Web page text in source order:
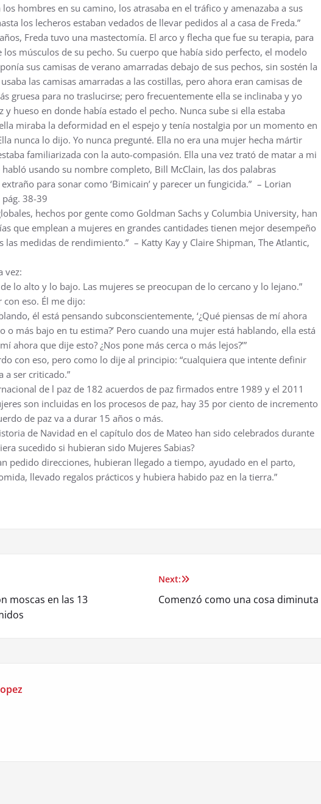
los hombres en su camino, los atrasaba en el tráfico y amenazaba a sus
los lecheros estaban vedados de llevar pedidos al a casa de Freda.”
Freda tuvo una mastectomía. El arco y flecha que fue su terapia, para
músculos de su pecho. Su cuerpo que había sido perfecto, el modelo
sus camisas de verano amarradas debajo de sus pechos, sin sostén la
las camisas amarradas a las costillas, pero ahora eran camisas de
gruesa para no traslucirse; pero frecuentemente ella se inclinaba y yo
y hueso en donde había estado el pecho. Nunca sube si ella estaba
miraba la deformidad en el espejo y tenía nostalgia por un momento en
nunca lo dijo. Yo nunca pregunté. Ella no era una mujer hecha mártir
familiarizada con la auto-compasión. Ella una vez trató de matar a mi
usando su nombre completo, Bill McClain, las dos palabras
para sonar como ‘Bimicain’ y parecer un fungicida.” – Lorian
38-39
hechos por gente como Goldman Sachs y Columbia University, han
que emplean a mujeres en grandes cantidades tienen mejor desempeño
las medidas de rendimiento.” – Katty Kay y Claire Shipman, The Atlantic,
vez:
lo alto y lo bajo. Las mujeres se preocupan de lo cercano y lo lejano.”
eso. Él me dijo:
él está pensando subconscientemente, ‘¿Qué piensas de mí ahora
o más bajo en tu estima?’ Pero cuando una mujer está hablando, ella está
ahora que dije esto? ¿Nos pone más cerca o más lejos?’”
con eso, pero como lo dije al principio: “cualquiera que intente definir
a ser criticado.”
de l paz de 182 acuerdos de paz firmados entre 1989 y el 2011
son incluidas en los procesos de paz, hay 35 por ciento de incremento
de paz va a durar 15 años o más.
de Navidad en el capítulo dos de Mateo han sido celebrados durante
sucedido si hubieran sido Mujeres Sabias?
pedido direcciones, hubieran llegado a tiempo, ayudado en el parto,
llevado regalos prácticos y hubiera habido paz en la tierra.”
moscas en las 13
Next:
Comenzó como una cosa diminuta